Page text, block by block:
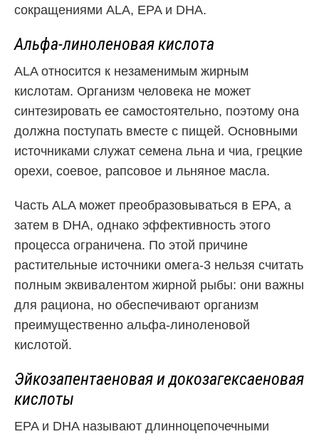
сокращениями ALA, EPA и DHA.
Альфа-линоленовая кислота
ALA относится к незаменимым жирным
кислотам. Организм человека не может
синтезировать ее самостоятельно, поэтому она
должна поступать вместе с пищей. Основными
источниками служат семена льна и чиа, грецкие
орехи, соевое, рапсовое и льняное масла.
Часть ALA может преобразовываться в EPA, а
затем в DHA, однако эффективность этого
процесса ограничена. По этой причине
растительные источники омега-3 нельзя считать
полным эквивалентом жирной рыбы: они важны
для рациона, но обеспечивают организм
преимущественно альфа-линоленовой
кислотой.
Эйкозапентаеновая и докозагексаеновая
кислоты
EPA и DHA называют длинноцепочечными